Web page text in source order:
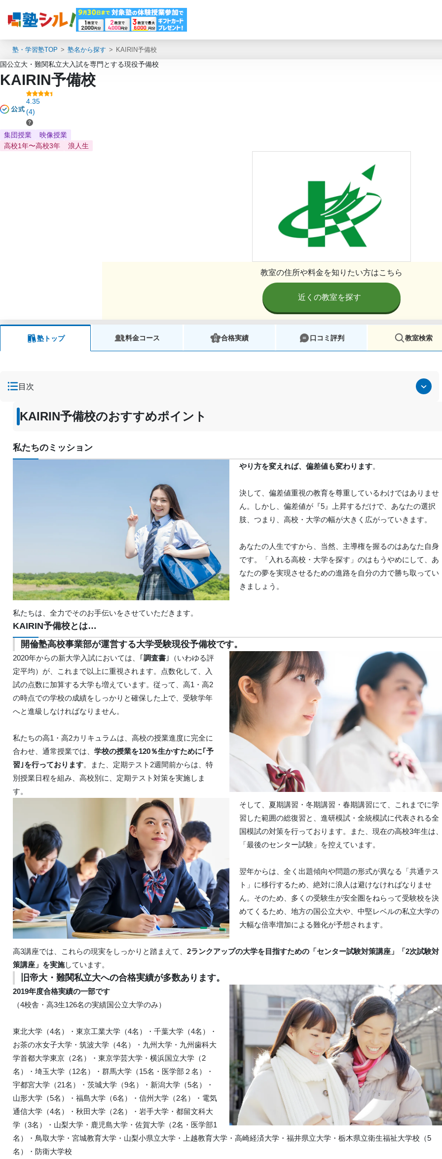
塾・学習塾TOP 塾名から探す KAIRIN予備校
国公立大・難関私立大入試を専門とする現役予備校
KAIRIN予備校
4.35
(4)
集団授業
映像授業
高校1年〜高校3年
浪人生
教室の住所や料金を知りたい方はこちら
近くの教室を探す
塾トップ 料金コース 合格実績 口コミ評判 教室検索
目次
KAIRIN予備校のおすすめポイント
私たちのミッション
やり方を変えれば、偏差値も変わります。
決して、偏差値重視の教育を尊重しているわけではありませ
ん。しかし、偏差値が『5』上昇するだけで、あなたの選択
肢、つまり、高校・大学の幅が大きく広がっていきます。
あなたの人生ですから、当然、主導権を握るのはあなた自身
です。「入れる高校・大学を探す」のはもうやめにして、あ
なたの夢を実現させるための進路を自分の力で勝ち取ってい
きましょう。
私たちは、全力でそのお手伝いをさせていただきます。
KAIRIN予備校とは…
開倫塾高校事業部が運営する大学受験現役予備校です。
2020年からの新大学入試においては、｢調査書 ｣（いわゆる評
定平均）が、これまで以上に重視されます。点数化して、入
試の点数に加算する大学も増えています。従って、高1・高2
の時点での学校の成績をしっかりと確保した上で、受験学年
へと進級しなければなりません。
私たちの高1・高2カリキュラムは、高校の授業進度に完全に
合わせ、通常授業では、学校の授業を120％生かすために｢予
習｣を行っております。また、定期テスト2週間前からは、特
別授業日程を組み、高校別に、定期テスト対策を実施しま
す。
そして、夏期講習・冬期講習・春期講習にて、これまでに学
習した範囲の総復習と、進研模試・全統模試に代表される全
国模試の対策を行っております。また、現在の高校3年生は
「最後のセンター試験」を控えています。
翌年からは、全く出題傾向や問題の形式が異なる「共通テス
ト」に移行するため、絶対に浪人は避けなければなりませ
ん。そのため、多くの受験生が安全圏をねらって受験校を決
めてくるため、地方の国公立大や、中堅レベルの私立大学の
大幅な倍率増加による難化が予想されます。
高3講座では、これらの現実をしっかりと踏まえて、2ランクアップの大学を目指すための「センター試験対策講座」「2次試験対
策講座」を実施しています。
旧帝大・難関私立大への合格実績が多数あります。
2019年度合格実績の一部です
（4校舎・高3生126名の実績国公立大学のみ）
東北大学（4名）・東京工業大学（4名）・千葉大学（4名）・
お茶の水女子大学・筑波大学（4名）・九州大学・九州歯科大
学首都大学東京（2名）・東京学芸大学・横浜国立大学（2
名）・埼玉大学（12名）・群馬大学（15名・医学部２名）・
宇都宮大学（21名）・茨城大学（9名）・新潟大学（5名）・
山形大学（5名）・福島大学（6名）・信州大学（2名）・電気
通信大学（4名）・秋田大学（2名）・岩手大学・都留文科大
学（3名）・山梨大学・鹿児島大学・佐賀大学（2名・医学部1
名）・鳥取大学・宮城教育大学・山梨小県立大学・上越教育大学・高崎経済大学・福井県立大学・栃木県立衛生福祉大学校（5
名）・防衛大学校